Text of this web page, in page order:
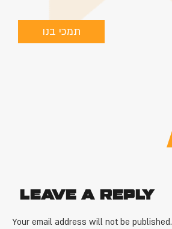
תמכי בנו
Leave a Reply
Your email address will not be published.